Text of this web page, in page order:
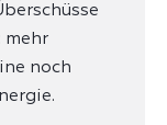
mehr
noch